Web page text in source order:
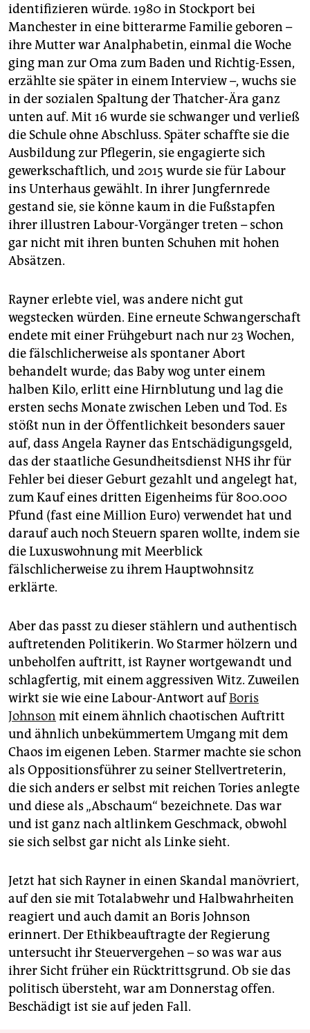
identifizieren würde. 1980 in Stockport bei
Manchester in eine bitterarme Familie geboren –
ihre Mutter war Analphabetin, einmal die Woche
ging man zur Oma zum Baden und Richtig-Essen,
erzählte sie später in einem Interview –, wuchs sie
in der sozialen Spaltung der Thatcher-Ära ganz
unten auf. Mit 16 wurde sie schwanger und verließ
die Schule ohne Abschluss. Später schaffte sie die
Ausbildung zur Pflegerin, sie engagierte sich
gewerkschaftlich, und 2015 wurde sie für Labour
ins Unterhaus gewählt. In ihrer Jungfernrede
gestand sie, sie könne kaum in die Fußstapfen
ihrer illustren Labour-Vorgänger treten – schon
gar nicht mit ihren bunten Schuhen mit hohen
Absätzen.
Rayner erlebte viel, was andere nicht gut
wegstecken würden. Eine erneute Schwangerschaft
endete mit einer Frühgeburt nach nur 23 Wochen,
die fälschlicherweise als spontaner Abort
behandelt wurde; das Baby wog unter einem
halben Kilo, erlitt eine Hirnblutung und lag die
ersten sechs Monate zwischen Leben und Tod. Es
stößt nun in der Öffentlichkeit besonders sauer
auf, dass Angela Rayner das Entschädigungsgeld,
das der staatliche Gesundheitsdienst NHS ihr für
Fehler bei dieser Geburt gezahlt und angelegt hat,
zum Kauf eines dritten Eigenheims für 800.000
Pfund (fast eine Million Euro) verwendet hat und
darauf auch noch Steuern sparen wollte, indem sie
die Luxuswohnung mit Meerblick
fälschlicherweise zu ihrem Hauptwohnsitz
erklärte.
Aber das passt zu dieser stählern und authentisch
auftretenden Politikerin. Wo Starmer hölzern und
unbeholfen auftritt, ist Rayner wortgewandt und
schlagfertig, mit einem aggressiven Witz. Zuweilen
wirkt sie wie eine Labour-Antwort aufBoris
Johnson mit einem ähnlich chaotischen Auftritt
und ähnlich unbekümmertem Umgang mit dem
Chaos im eigenen Leben. Starmer machte sie schon
als Oppositionsführer zu seiner Stellvertreterin,
die sich anders er selbst mit reichen Tories anlegte
und diese als „Abschaum“ bezeichnete. Das war
und ist ganz nach altlinkem Geschmack, obwohl
sie sich selbst gar nicht als Linke sieht.
Jetzt hat sich Rayner in einen Skandal manövriert,
auf den sie mit Totalabwehr und Halbwahrheiten
reagiert und auch damit an Boris Johnson
erinnert. Der Ethikbeauftragte der Regierung
untersucht ihr Steuervergehen – so was war aus
ihrer Sicht früher ein Rücktrittsgrund. Ob sie das
politisch übersteht, war am Donnerstag offen.
Beschädigt ist sie auf jeden Fall.